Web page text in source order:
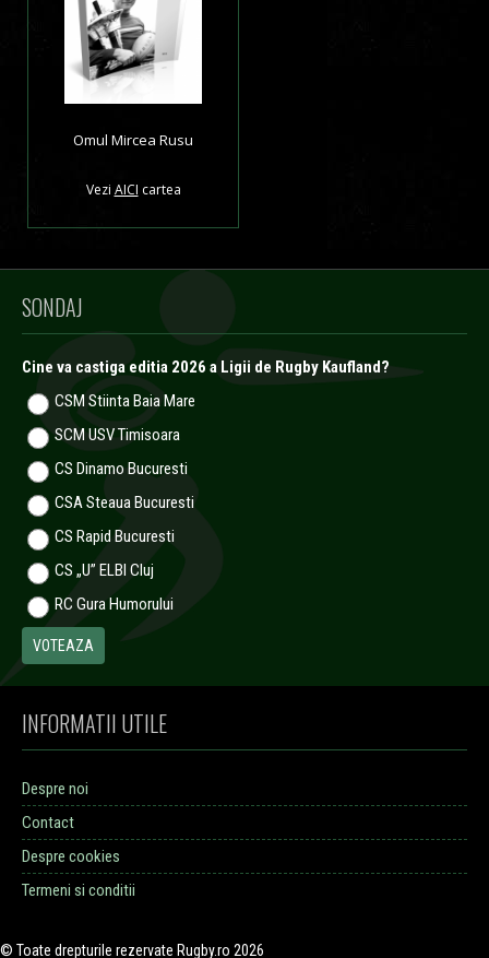
Omul Mircea Rusu
Vezi AICI cartea
SONDAJ
Cine va castiga editia 2026 a Ligii de Rugby Kaufland?
CSM Stiinta Baia Mare
SCM USV Timisoara
CS Dinamo Bucuresti
CSA Steaua Bucuresti
CS Rapid Bucuresti
CS „U” ELBI Cluj
RC Gura Humorului
INFORMATII UTILE
Despre noi
Contact
Despre cookies
Termeni si conditii
© Toate drepturile rezervate Rugby.ro 2026